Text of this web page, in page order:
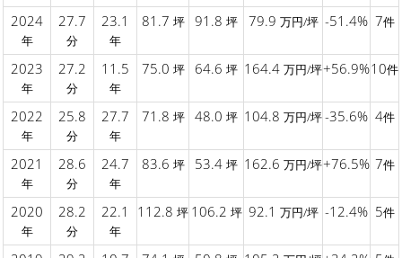
2024
年
27.7
分
23.1
年
81.7 坪 91.8 坪 79.9 万円/坪 -51.4% 7件
2023
年
27.2
分
11.5
年
75.0 坪 64.6 坪 164.4 万円/坪+56.9%10件
2022
年
25.8
分
27.7
年
71.8 坪 48.0 坪 104.8 万円/坪-35.6% 4件
2021
年
28.6
分
24.7
年
83.6 坪 53.4 坪 162.6 万円/坪+76.5% 7件
2020
年
28.2
分
22.1
年
112.8 坪 106.2 坪 92.1 万円/坪 -12.4% 5件